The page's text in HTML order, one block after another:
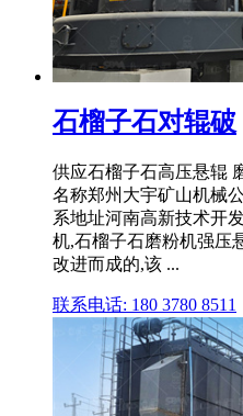
石榴子石对辊破
供应石榴子石高压悬辊
名称郑州大宇矿山机械
系地址河南高新技术开
机,石榴子石磨粉机强压
改进而成的,该 ...
联系电话: 180 3780 8511